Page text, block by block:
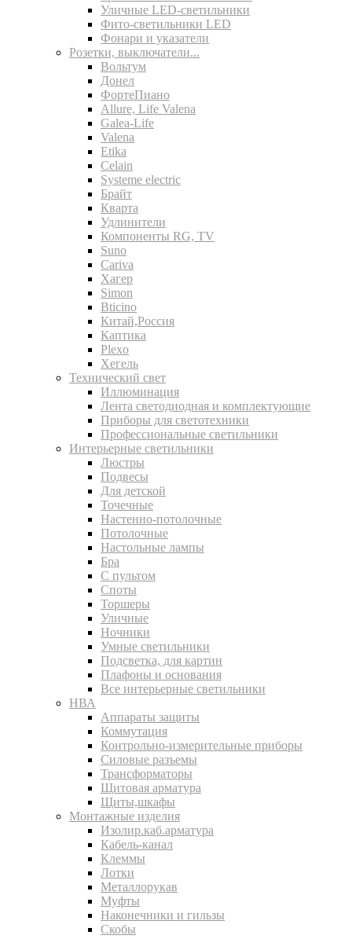
Уличные LED-светильники
Фито-светильники LED
Фонари и указатели
Розетки, выключатели...
Вольтум
Донел
ФортеПиано
Allure, Life Valena
Galea-Life
Valena
Etika
Celain
Systeme electric
Брайт
Кварта
Удлинители
Компоненты RG, TV
Suno
Cariva
Хагер
Simon
Bticino
Китай,Россия
Каптика
Plexo
Хегель
Технический свет
Иллюминация
Лента светодиодная и комплектующие
Приборы для светотехники
Профессиональные светильники
Интерьерные светильники
Люстры
Подвесы
Для детской
Точечные
Настенно-потолочные
Потолочные
Настольные лампы
Бра
С пультом
Споты
Торшеры
Уличные
Ночники
Умные светильники
Подсветка, для картин
Плафоны и основания
Все интерьерные светильники
НВА
Аппараты защиты
Коммутация
Контрольно-измерительные приборы
Силовые разъемы
Трансформаторы
Щитовая арматура
Щиты,шкафы
Монтажные изделия
Изолир.каб.арматура
Кабель-канал
Клеммы
Лотки
Металлорукав
Муфты
Наконечники и гильзы
Скобы